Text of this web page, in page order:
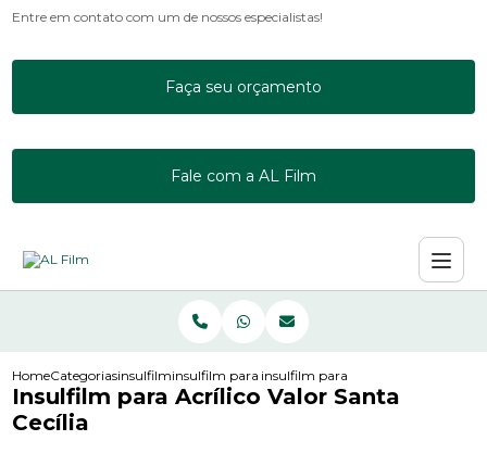
Entre em contato com um de nossos especialistas!
Faça seu orçamento
Fale com a AL Film
HomeCategoriasinsulfilminsulfilm para janela residencial
insulfilm para acrilico valor santa
Insulfilm para Acrílico Valor Santa
Cecília